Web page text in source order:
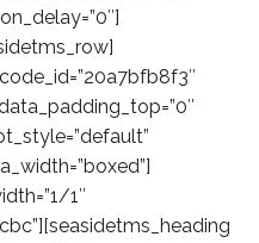
1″